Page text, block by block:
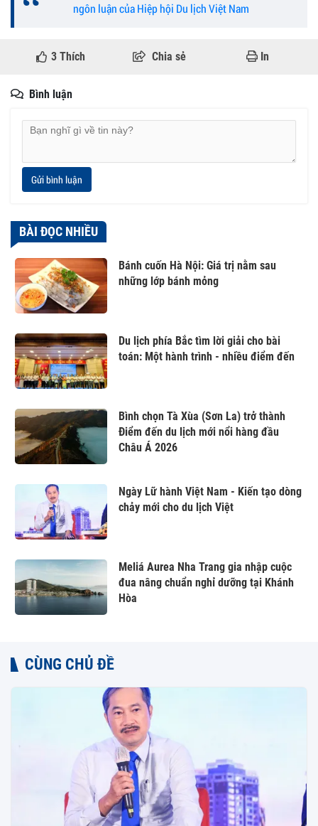
ngôn luận của Hiệp hội Du lịch Việt Nam
3Thích Chia sẻ In
Bình luận
Gửi bình luận
BÀI ĐỌC NHIỀU
Bánh cuốn Hà Nội: Giá trị nằm sau
những lớp bánh mỏng
Du lịch phía Bắc tìm lời giải cho bài
toán: Một hành trình - nhiều điểm đến
Bình chọn Tà Xùa (Sơn La) trở thành
Điểm đến du lịch mới nổi hàng đầu
Châu Á 2026
Ngày Lữ hành Việt Nam - Kiến tạo dòng
chảy mới cho du lịch Việt
Meliá Aurea Nha Trang gia nhập cuộc
đua nâng chuẩn nghỉ dưỡng tại Khánh
Hòa
CÙNG CHỦ ĐỀ